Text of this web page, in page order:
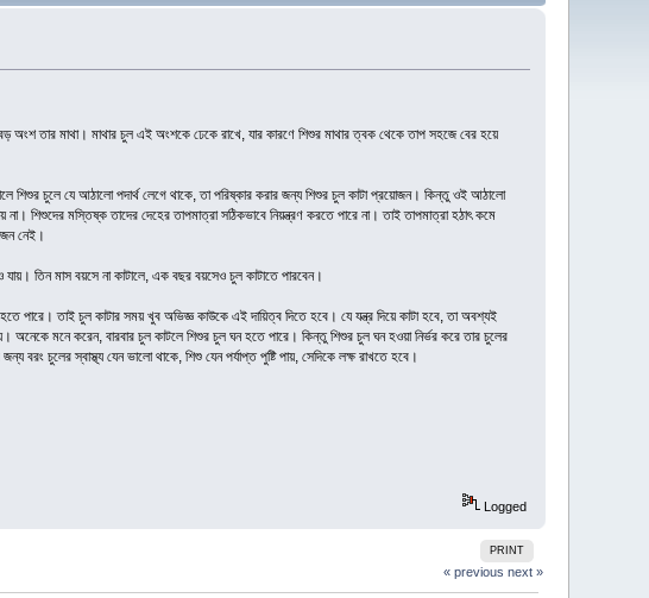
অংশ তার মাথা। মাথার চুল এই অংশকে ঢেকে রাখে, যার কারণে শিশুর মাথার ত্বক থেকে তাপ সহজে বের হয়ে
শিশুর চুলে যে আঠালো পদার্থ লেগে থাকে, তা পরিষ্কার করার জন্য শিশুর চুল কাটা প্রয়োজন। কিন্তু ওই আঠালো
শিশুদের মস্তিষ্ক তাদের দেহের তাপমাত্রা সঠিকভাবে নিয়ন্ত্রণ করতে পারে না। তাই তাপমাত্রা হঠাৎ কমে
নেই।
তিন মাস বয়সে না কাটালে, এক বছর বয়সেও চুল কাটাতে পারবেন।
পারে। তাই চুল কাটার সময় খুব অভিজ্ঞ কাউকে এই দায়িত্ব দিতে হবে। যে যন্ত্র দিয়ে কাটা হবে, তা অবশ্যই
মনে করেন, বারবার চুল কাটলে শিশুর চুল ঘন হতে পারে। কিন্তু শিশুর চুল ঘন হওয়া নির্ভর করে তার চুলের
বরং চুলের স্বাস্থ্য যেন ভালো থাকে, শিশু যেন পর্যাপ্ত পুষ্টি পায়, সেদিকে লক্ষ রাখতে হবে।
Logged
PRINT
« previous next »